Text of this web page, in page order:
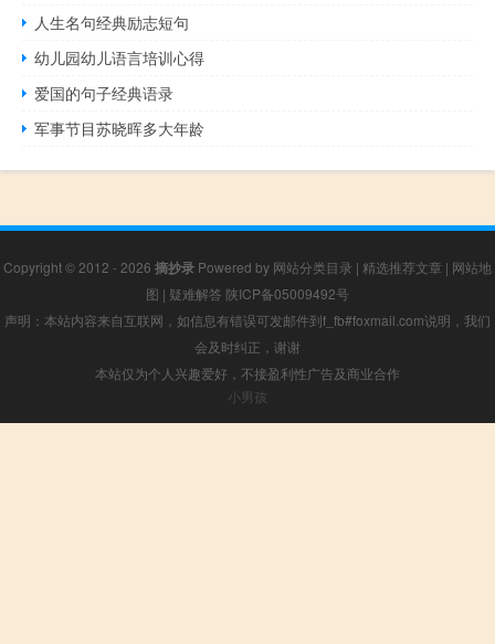
人生名句经典励志短句
幼儿园幼儿语言培训心得
爱国的句子经典语录
军事节目苏晓晖多大年龄
Copyright © 2012 - 2026 摘抄录 Powered by 网站分类目录 | 精选推荐文章 | 网站地
图 | 疑难解答 陕ICP备05009492号
声明：本站内容来自互联网，如信息有错误可发邮件到f_fb#foxmail.com说明，我们
会及时纠正，谢谢
本站仅为个人兴趣爱好，不接盈利性广告及商业合作
小男孩